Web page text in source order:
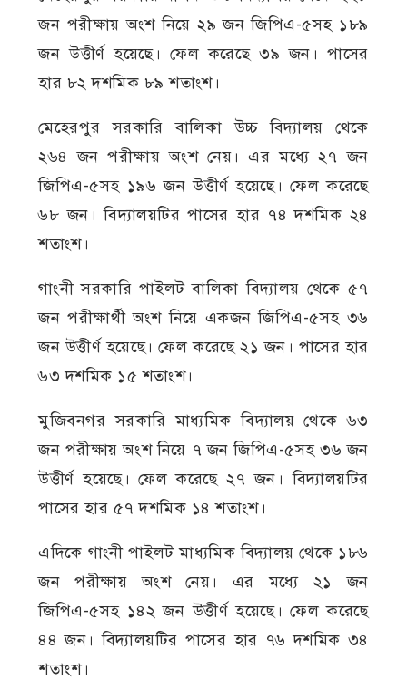
জন পরীক্ষায় অংশ নিয়ে ২৯ জন জিপিএ-৫সহ ১৮৯
জন উত্তীর্ণ হয়েছে। ফেল করেছে ৩৯ জন। পাসের
হার ৮২ দশমিক ৮৯ শতাংশ।
মেহেরপুর সরকারি বালিকা উচ্চ বিদ্যালয় থেকে
২৬৪ জন পরীক্ষায় অংশ নেয়। এর মধ্যে ২৭ জন
জিপিএ-৫সহ ১৯৬ জন উত্তীর্ণ হয়েছে। ফেল করেছে
৬৮ জন। বিদ্যালয়টির পাসের হার ৭৪ দশমিক ২৪
শতাংশ।
গাংনী সরকারি পাইলট বালিকা বিদ্যালয় থেকে ৫৭
জন পরীক্ষার্থী অংশ নিয়ে একজন জিপিএ-৫সহ ৩৬
জন উত্তীর্ণ হয়েছে। ফেল করেছে ২১ জন। পাসের হার
৬৩ দশমিক ১৫ শতাংশ।
মুজিবনগর সরকারি মাধ্যমিক বিদ্যালয় থেকে ৬৩
জন পরীক্ষায় অংশ নিয়ে ৭ জন জিপিএ-৫সহ ৩৬ জন
উত্তীর্ণ হয়েছে। ফেল করেছে ২৭ জন। বিদ্যালয়টির
পাসের হার ৫৭ দশমিক ১৪ শতাংশ।
এদিকে গাংনী পাইলট মাধ্যমিক বিদ্যালয় থেকে ১৮৬
জন পরীক্ষায় অংশ নেয়। এর মধ্যে ২১ জন
জিপিএ-৫সহ ১৪২ জন উত্তীর্ণ হয়েছে। ফেল করেছে
৪৪ জন। বিদ্যালয়টির পাসের হার ৭৬ দশমিক ৩৪
শতাংশ।